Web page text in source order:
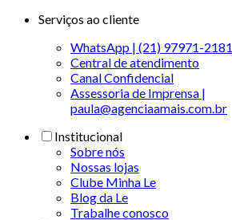
Serviços ao cliente
WhatsApp | (21) 97971-2181
Central de atendimento
Canal Confidencial
Assessoria de Imprensa |
paula@agenciaamais.com.br
Institucional
Sobre nós
Nossas lojas
Clube Minha Le
Blog da Le
Trabalhe conosco